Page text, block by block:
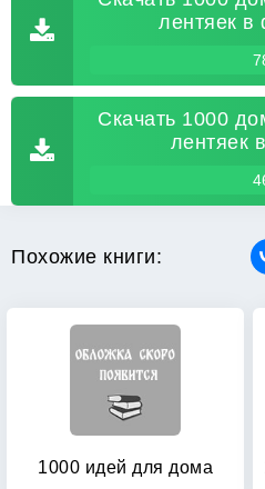
лентяек в
Скачать 1000
лентяек
Похожие книги:
1000 идей для дома